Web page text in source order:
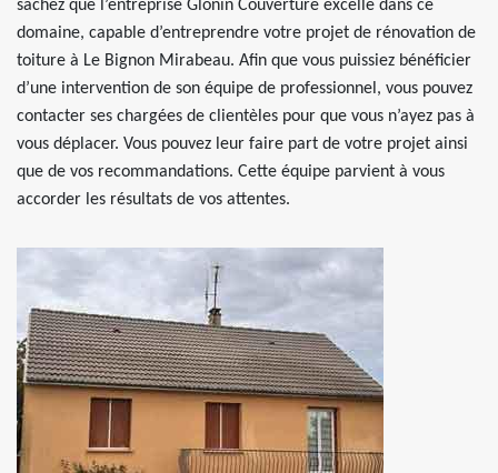
sachez que l’entreprise Glonin Couverture excelle dans ce
domaine, capable d’entreprendre votre projet de rénovation de
toiture à Le Bignon Mirabeau. Afin que vous puissiez bénéficier
d’une intervention de son équipe de professionnel, vous pouvez
contacter ses chargées de clientèles pour que vous n’ayez pas à
vous déplacer. Vous pouvez leur faire part de votre projet ainsi
que de vos recommandations. Cette équipe parvient à vous
accorder les résultats de vos attentes.